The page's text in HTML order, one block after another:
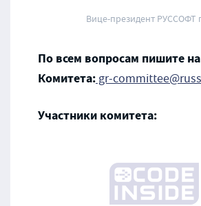
Вице-президент РУССОФТ
По всем вопросам пишите
Комитета: gr-
Участники комитета: